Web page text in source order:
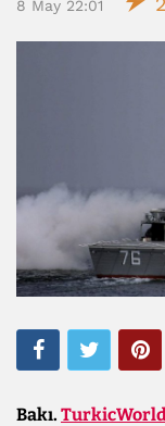
8 May 22:01
Bakı.